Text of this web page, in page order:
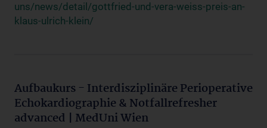
uns/news/detail/gottfried-und-vera-weiss-preis-an-
klaus-ulrich-klein/
Aufbaukurs - Interdisziplinäre Perioperative
Echokardiographie & Notfallrefresher
advanced | MedUni Wien